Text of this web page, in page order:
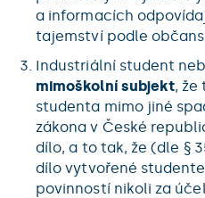
a informacích
tajemství podle
Industriální student
mimoškolní subjekt, že
studenta mimo jiné
zákona v České
dílo, a to tak, že (dle §
dílo vytvořené
povinností nikoli za